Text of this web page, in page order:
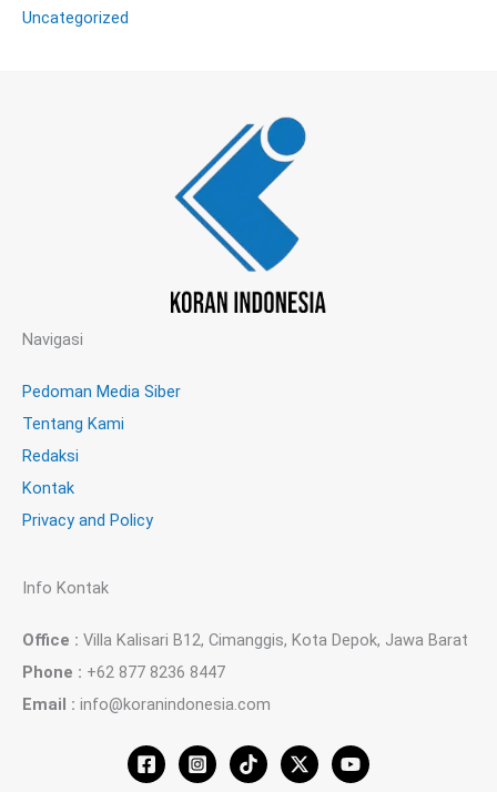
Uncategorized
Navigasi
Pedoman Media Siber
Tentang Kami
Redaksi
Kontak
Privacy and Policy
Info Kontak
Office : Villa Kalisari B12, Cimanggis, Kota Depok, Jawa Barat
Phone : +62 877 8236 8447
Email : info@koranindonesia.com